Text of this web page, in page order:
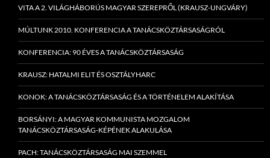
VITA A 2. VILÁGHÁBORÚS MAGYAR SZEREPRŐL (KRAUSZ-UNGVÁRY)
MÚLTUNK 2010. KONFERENCIA A TANÁCSKÖZTÁRSASÁGRÓL
KONFERENCIA: 90 ÉVES A TANÁCSKÖZTÁRSASÁG
KRAUSZ: HATALMI ELIT ÉS OSZTÁLYHARC
KONOK: A TANÁCSKÖZTÁRSASÁG ÉS A TÖRTÉNELEM ALAKÍTÁSA
BORSÁNYI: A MAGYAR KOMMUNISTA MOZGALOM
TANÁCSKÖZTÁRSASÁG-KÉPÉNEK ALAKULÁSA
PACH: TANÁCSKÖZTÁRSASÁG MAI SZEMMEL